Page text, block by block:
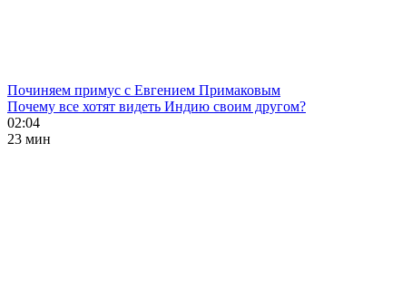
Починяем примус с Евгением Примаковым
Почему все хотят видеть Индию своим другом?
02:04
23 мин